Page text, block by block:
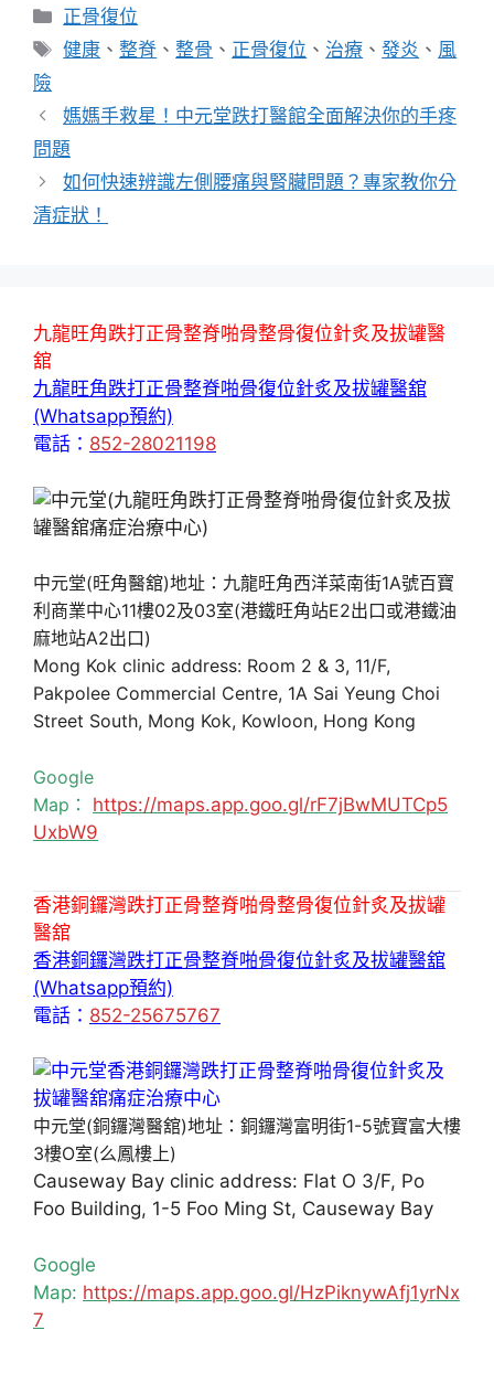
分
類
正骨復位
標
健康 、整脊 、整骨 、 正骨復位 、 治療 、發炎 、 風
險
媽媽手救星！中元堂跌打醫館全面解決你的手疼
問題
如何快速辨識左側腰痛與腎臟問題？專家教你分
清症狀！
九龍旺角跌打正骨整脊啪骨整骨復位針炙及拔罐醫
舘
九龍旺角跌打正骨整脊啪骨復位針炙及拔罐醫舘
(Whatsapp預約)
電話： 852-28021198
中元堂(旺角醫舘)地址：九龍旺角西洋菜南街1A號百寶
利商業中心11樓02及03室(港鐵旺角站E2出口或港鐵油
麻地站A2出口)
Mong Kok clinic address: Room 2 & 3, 11/F,
Pakpolee Commercial Centre, 1A Sai Yeung Choi
Street South, Mong Kok, Kowloon, Hong Kong
Google
Map： https://maps.app.goo.gl/rF7jBwMUTCp5
UxbW9
香港銅鑼灣跌打正骨整脊啪骨整骨復位針炙及拔罐
醫舘
香港銅鑼灣跌打正骨整脊啪骨復位針炙及拔罐醫舘
(Whatsapp預約)
電話： 852-25675767
中元堂(銅鑼灣醫舘)地址：銅鑼灣富明街1-5號寶富大樓
3樓O室(么鳳樓上)
Causeway Bay clinic address: Flat O 3/F, Po
Foo Building, 1-5 Foo Ming St, Causeway Bay
Google
Map: https://maps.app.goo.gl/HzPiknywAfj1yrNx
7